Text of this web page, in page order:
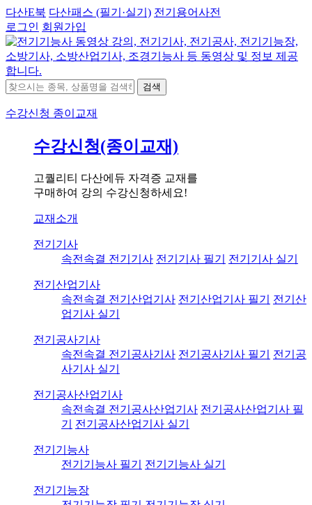
다산E북 다산패스 (필기·실기) 전기용어사전
로그인 회원가입
검색
수강신청 종이교재
수강신청(종이교재)
고퀄리티 다산에듀 자격증 교재를
구매하여 강의 수강신청하세요!
교재소개
전기기사
속전속결 전기기사 전기기사 필기 전기기사 실기
전기산업기사
속전속결 전기산업기사 전기산업기사 필기
전기산
업기사 실기
전기공사기사
속전속결 전기공사기사 전기공사기사 필기
전기공
사기사 실기
전기공사산업기사
속전속결 전기공사산업기사 전기공사산업기사 필
기
전기공사산업기사 실기
전기기능사
전기기능사 필기
전기기능사 실기
전기기능장